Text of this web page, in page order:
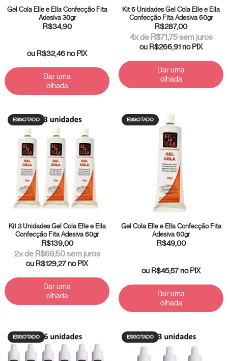
Gel Cola Elle e Ella Confecção Fita
Adesiva 30gr
R$34,90
ou R$32,46no PIX
Dar uma
olhada
Kit 6 Unidades Gel Cola Elle e Ella
Confecção Fita Adesiva 60gr
R$287,00
4x de R$71,75sem juros
ou R$266,91no PIX
Dar uma
olhada
ESGOTADO
Kit 3 Unidades Gel Cola Elle e Ella
Confecção Fita Adesiva 60gr
R$139,00
2x de R$69,50sem juros
ou R$129,27no PIX
Dar uma
olhada
ESGOTADO
Gel Cola Elle e Ella Confecção Fita
Adesiva 60gr
R$49,00
ou R$45,57no PIX
Dar uma
olhada
ESGOTADO ESGOTADO